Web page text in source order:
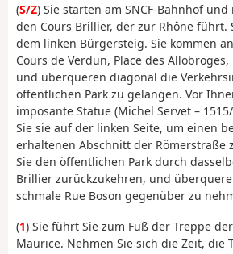
(S/Z) Sie starten am SNCF-Bahnhof
den Cours Brillier, der zur Rhône führt.
dem linken Bürgersteig. Sie kommen
Cours de Verdun, Place des
und überqueren diagonal die
öffentlichen Park zu gelangen. Vor
imposante Statue (Michel Servet –
Sie sie auf der linken Seite, um einen
erhaltenen Abschnitt der Römerstraße
Sie den öffentlichen Park durch
Brillier zurückzukehren, und
schmale Rue Boson gegenüber zu
(1) Sie führt Sie zum Fuß der Treppe
Maurice. Nehmen Sie sich die Zeit, die